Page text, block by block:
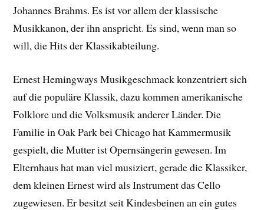
Johannes Brahms. Es ist vor allem der klassische
Musikkanon, der ihn anspricht. Es sind, wenn man so
will, die Hits der Klassikabteilung.
Ernest Hemingways Musikgeschmack konzentriert sich
auf die populäre Klassik, dazu kommen amerikanische
Folklore und die Volksmusik anderer Länder. Die
Familie in Oak Park bei Chicago hat Kammermusik
gespielt, die Mutter ist Opernsängerin gewesen. Im
Elternhaus hat man viel musiziert, gerade die Klassiker,
dem kleinen Ernest wird als Instrument das Cello
zugewiesen. Er besitzt seit Kindesbeinen an ein gutes